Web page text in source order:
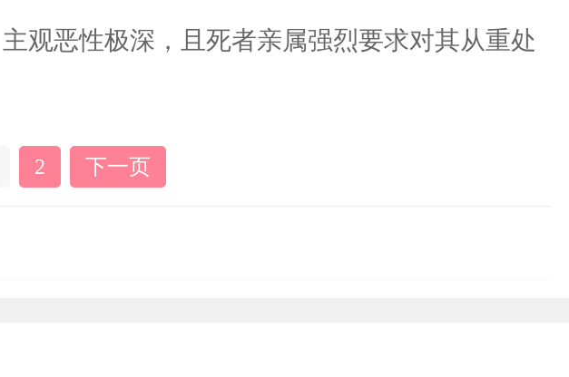
恶性极深，且死者亲属强烈要求对其从重处
2 下一页